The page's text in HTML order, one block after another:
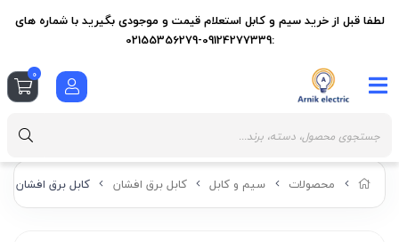
محصولات سیم و کابل کابل برق افشان کابل برق افشان 2 در 6 همدان
لطفا قبل از خرید سیم و کابل استعلام قیمت و موجودی بگیرید با شماره های
:09124277339-02155356279
0